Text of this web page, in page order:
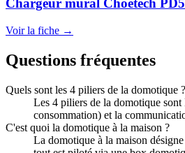
Chargeur mural Choetech
Voir la fiche →
Questions fréquentes
Quels sont les 4 piliers de la domotique ?
Les 4 piliers de la domotique sont
consommation) et la
C'est quoi la domotique à la maison ?
La domotique à la maison